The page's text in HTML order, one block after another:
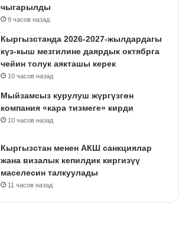
чыгарылды
9 часов назад
Кыргызстанда 2026-2027-жылдардагы
күз-кыш мезгилине даярдык октябрга
чейин толук аякташы керек
10 часов назад
Мыйзамсыз курулуш жүргүзгөн
компания «кара тизмеге» кирди
10 часов назад
Кыргызстан менен АКШ санкциялар
жана визалык кепилдик киргизүү
маселесин талкуулады
11 часов назад